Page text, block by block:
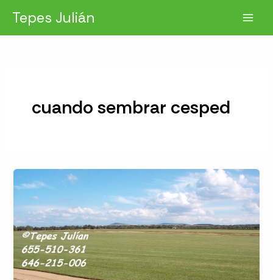
contenido
Tepes Julián
cuando sembrar cesped